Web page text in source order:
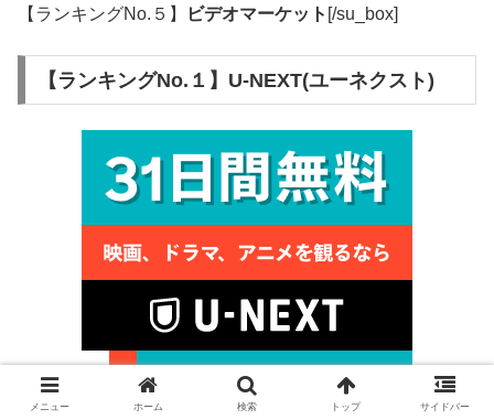
【ランキングNo.５】
ビデオマーケット [/su_box]
【ランキングNo.１】U-NEXT(ユーネクスト)
メニュー ホーム 検索 トップ サイドバー